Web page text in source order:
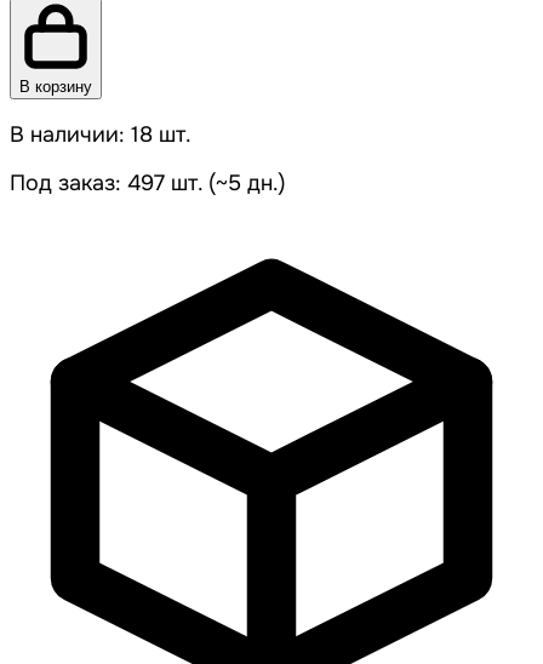
В корзину
В наличии: 18 шт.
Под заказ: 497 шт. (~5 дн.)